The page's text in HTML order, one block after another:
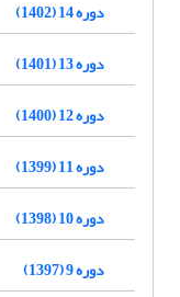
دوره 14 (1402)
دوره 13 (1401)
دوره 12 (1400)
دوره 11 (1399)
دوره 10 (1398)
دوره 9 (1397)